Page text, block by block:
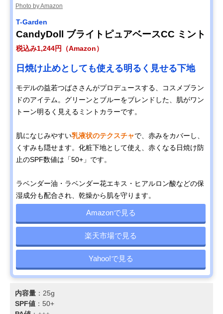
Photo by Amazon
T-Garden
CandyDoll ブライトピュアベースCC ミント
税込み1,244円（Amazon）
日焼け止めとしても使える明るく見せる下地
モデルの益若つばささんがプロデュースする、コスメブラン
ドのアイテム。グリーンとブルーをブレンドした、肌がワン
トーン明るく見えるミントカラーです。
肌になじみやすい乳液状のテクスチャで、赤みをカバーし、
くすみも隠せます。化粧下地として使え、赤くなる日焼け防
止のSPF数値は「50+」です。
ラベンダー油・ラベンダー花エキス・ヒアルロン酸などの保
湿成分も配合され、乾燥から肌を守ります。
Amazonで見る
楽天市場で見る
Yahoo!で見る
内容量 ：25g
SPF値 ：50+